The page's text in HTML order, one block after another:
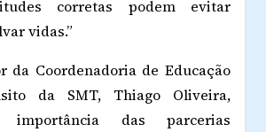
corretas podem evitar
vidas.”
da Coordenadoria de Educação
da SMT, Thiago Oliveira,
importância das parcerias